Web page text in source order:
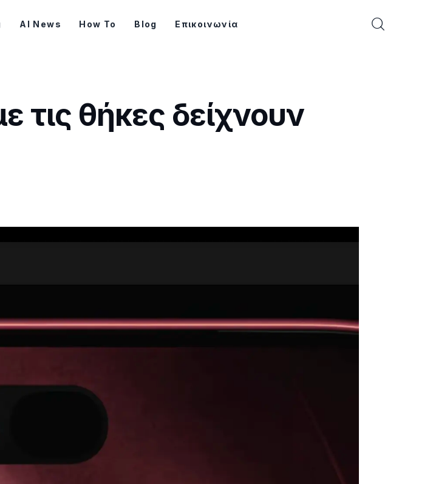
AI News How To Blog Επικοινωνία
τις θήκες δείχνουν